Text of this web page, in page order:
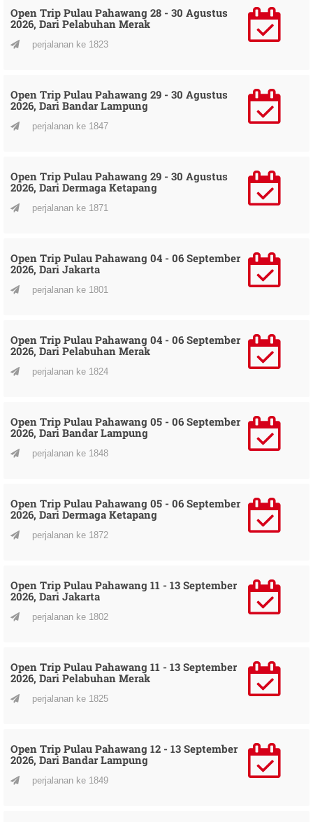
Open Trip Pulau Pahawang 28 - 30 Agustus
2026, Dari Pelabuhan Merak
perjalanan ke 1823
Open Trip Pulau Pahawang 29 - 30 Agustus
2026, Dari Bandar Lampung
perjalanan ke 1847
Open Trip Pulau Pahawang 29 - 30 Agustus
2026, Dari Dermaga Ketapang
perjalanan ke 1871
Open Trip Pulau Pahawang 04 - 06 September
2026, Dari Jakarta
perjalanan ke 1801
Open Trip Pulau Pahawang 04 - 06 September
2026, Dari Pelabuhan Merak
perjalanan ke 1824
Open Trip Pulau Pahawang 05 - 06 September
2026, Dari Bandar Lampung
perjalanan ke 1848
Open Trip Pulau Pahawang 05 - 06 September
2026, Dari Dermaga Ketapang
perjalanan ke 1872
Open Trip Pulau Pahawang 11 - 13 September
2026, Dari Jakarta
perjalanan ke 1802
Open Trip Pulau Pahawang 11 - 13 September
2026, Dari Pelabuhan Merak
perjalanan ke 1825
Open Trip Pulau Pahawang 12 - 13 September
2026, Dari Bandar Lampung
perjalanan ke 1849